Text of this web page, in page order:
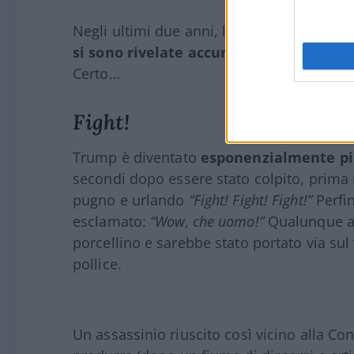
Negli ultimi due anni, le “teorie del
si sono rivelate accurate
. Ma
Certo…
Fight!
Trump è diventato esponenzialmente
secondi dopo essere stato colpito,
pugno e urlando “Fight! Fight! Fight!”
esclamato: “Wow, che uomo!”Qualunque
porcellino e sarebbe stato portato via
pollice.
Un assassinio riuscito così vicino alla